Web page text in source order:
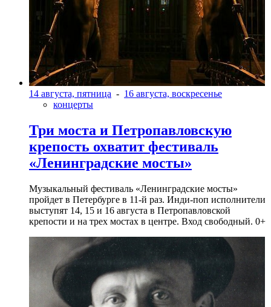
14 августа, пятница - 16 августа, воскресенье
концерты
Три моста и Петропавловскую
крепость охватит фестиваль
«Ленинградские мосты»
Музыкальный фестиваль «Ленинградские мосты»
пройдет в Петербурге в 11-й раз. Инди-поп исполнители
выступят 14, 15 и 16 августа в Петропавловской
крепости и на трех мостах в центре. Вход свободный. 0+